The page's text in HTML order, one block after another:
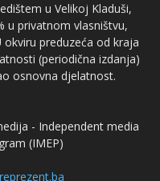
u Velikoj Kladuši,
u privatnom vlasništvu,
preduzeća od kraja
(periodična izdanja)
osnovna djelatnost.
- Independent media
(IMEP)